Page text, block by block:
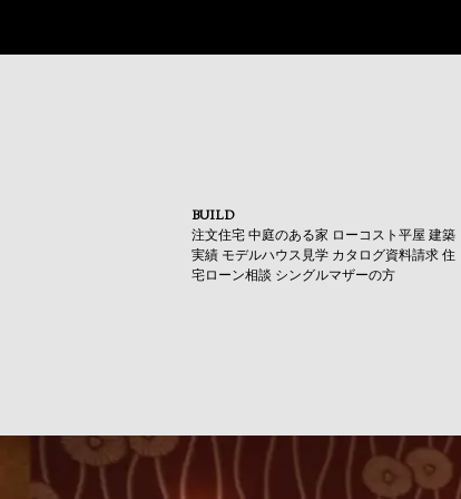
BUILD
注文住宅 中庭のある家 ローコスト平屋 建築
実績 モデルハウス見学 カタログ資料請求 住
宅ローン相談 シングルマザーの方